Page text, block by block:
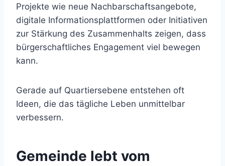
Projekte wie neue Nachbarschaftsangebote,
digitale Informationsplattformen oder Initiativen
zur Stärkung des Zusammenhalts zeigen, dass
bürgerschaftliches Engagement viel bewegen
kann.
Gerade auf Quartiersebene entstehen oft
Ideen, die das tägliche Leben unmittelbar
verbessern.
Gemeinde lebt vom